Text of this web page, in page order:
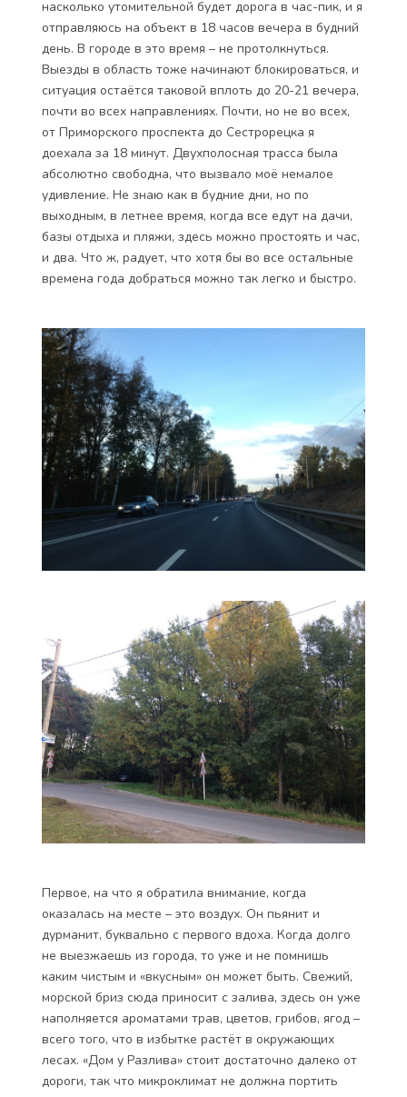
насколько утомительной будет дорога в час-пик, и я
отправляюсь на объект в 18 часов вечера в будний
день. В городе в это время – не протолкнуться.
Выезды в область тоже начинают блокироваться, и
ситуация остаётся таковой вплоть до 20-21 вечера,
почти во всех направлениях. Почти, но не во всех,
от Приморского проспекта до Сестрорецка я
доехала за 18 минут. Двухполосная трасса была
абсолютно свободна, что вызвало моё немалое
удивление. Не знаю как в будние дни, но по
выходным, в летнее время, когда все едут на дачи,
базы отдыха и пляжи, здесь можно простоять и час,
и два. Что ж, радует, что хотя бы во все остальные
времена года добраться можно так легко и быстро.
Первое, на что я обратила внимание, когда
оказалась на месте – это воздух. Он пьянит и
дурманит, буквально с первого вдоха. Когда долго
не выезжаешь из города, то уже и не помнишь
каким чистым и «вкусным» он может быть. Свежий,
морской бриз сюда приносит с залива, здесь он уже
наполняется ароматами трав, цветов, грибов, ягод –
всего того, что в избытке растёт в окружающих
лесах. «Дом у Разлива» стоит достаточно далеко от
дороги, так что микроклимат не должна портить